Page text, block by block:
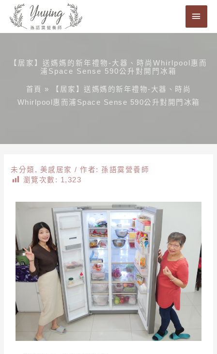
主
主
要
【居家】送媽媽的新年禮物-大器、時尚Whirlpool惠而
浦Space Sense 590公升對開門冰箱
首頁 »
【居家】送媽媽的新年禮物-大器、時尚
Whirlpool惠而浦Space Sense 590公升對開門冰箱
未分類 , 美感居家 / 作者:孫語霙營養師
瀏覽次數: 1,323